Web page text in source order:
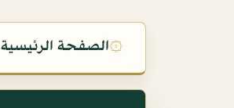
۞الصفحة الرئيسية